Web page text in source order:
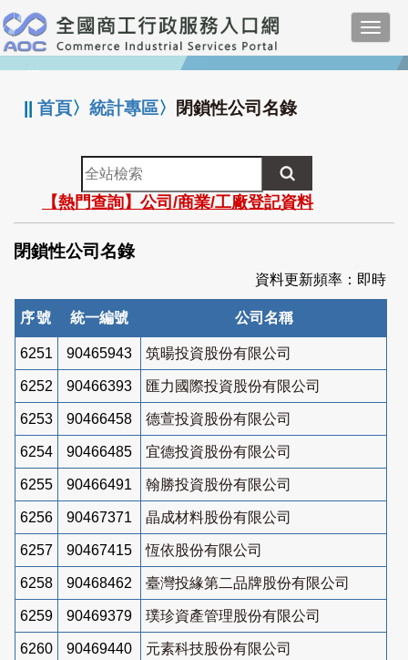
跳
到
主
要
:::
||首頁〉統計專區〉 閉鎖性公司名錄
全
站
檢
索
【熱門查詢】公司/商業/工廠登記資料
閉鎖性公司名錄
資料更新頻率：即時
序號 統一編號 公司名稱
6251 90465943 筑暘投資股份有限公司
6252 90466393 匯力國際投資股份有限公司
6253 90466458 德萱投資股份有限公司
6254 90466485 宜德投資股份有限公司
6255 90466491 翰勝投資股份有限公司
6256 90467371 晶成材料股份有限公司
6257 90467415 恆依股份有限公司
6258 90468462 臺灣投緣第二品牌股份有限公司
6259 90469379 璞珍資產管理股份有限公司
6260 90469440 元素科技股份有限公司